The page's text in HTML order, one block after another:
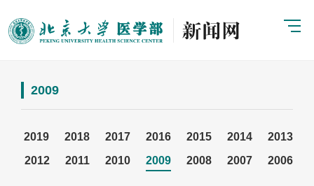
2009
2019 2018 2017 2016 2015 2014
2013
2012
2011 2010 2009 2008 2007 2006